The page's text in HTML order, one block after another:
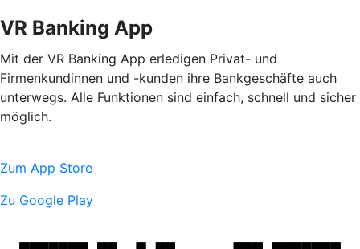
VR Banking App
Mit der VR Banking App erledigen Privat- und
Firmenkundinnen und -kunden ihre Bankgeschäfte auch
unterwegs. Alle Funktionen sind einfach, schnell und sicher
möglich.
Zum App Store
Zu Google Play